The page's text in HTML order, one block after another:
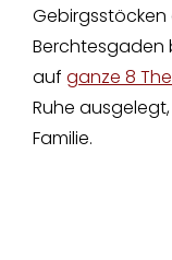
Berchtesgaden
auf ganze 8
Ruhe
Familie.